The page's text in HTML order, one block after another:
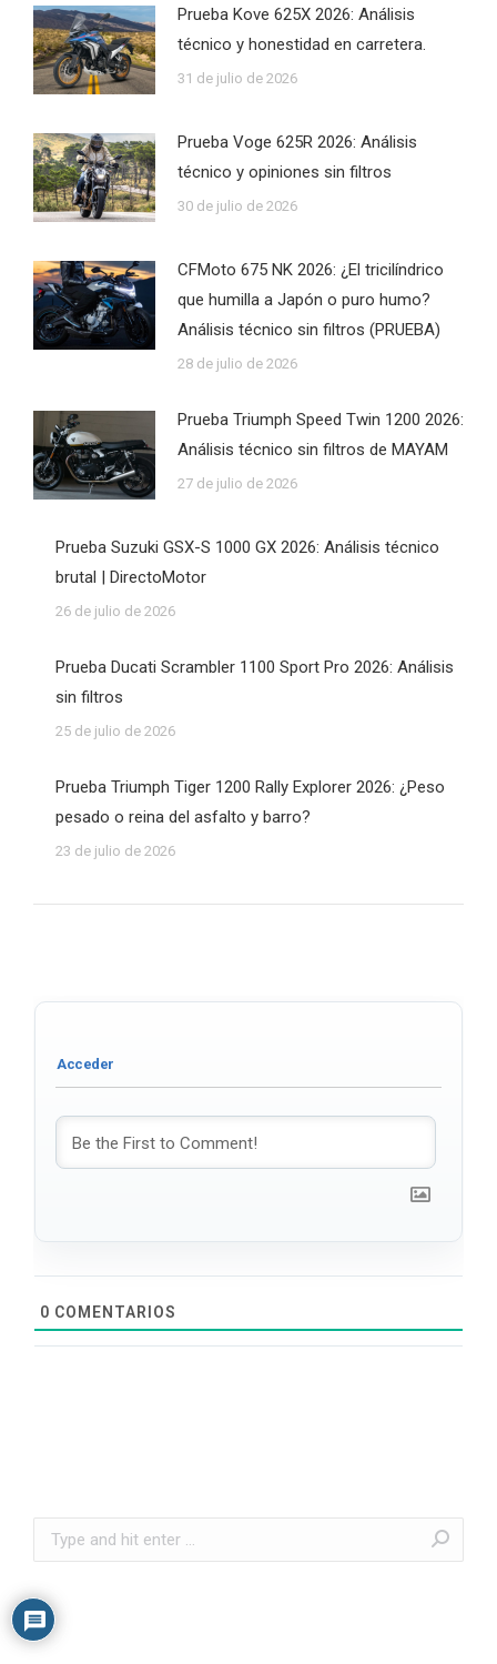
Prueba Kove 625X 2026: Análisis
técnico y honestidad en carretera.
31 de julio de 2026
Prueba Voge 625R 2026: Análisis
técnico y opiniones sin filtros
30 de julio de 2026
CFMoto 675 NK 2026: ¿El tricilíndrico
que humilla a Japón o puro humo?
Análisis técnico sin filtros (PRUEBA)
28 de julio de 2026
Prueba Triumph Speed Twin 1200 2026:
Análisis técnico sin filtros de MAYAM
27 de julio de 2026
Prueba Suzuki GSX-S 1000 GX 2026: Análisis técnico
brutal | DirectoMotor
26 de julio de 2026
Prueba Ducati Scrambler 1100 Sport Pro 2026: Análisis
sin filtros
25 de julio de 2026
Prueba Triumph Tiger 1200 Rally Explorer 2026: ¿Peso
pesado o reina del asfalto y barro?
23 de julio de 2026
0 COMENTARIOS
Search: